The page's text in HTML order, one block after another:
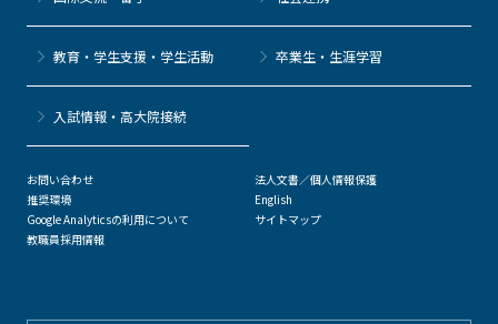
教育・学生支援・学生活動 卒業生・生涯学習
⼊試情報・高大院接続
お問い合わせ
推奨環境
Google Analyticsの利用について
教職員採用情報
法人文書／個人情報保護
English
サイトマップ